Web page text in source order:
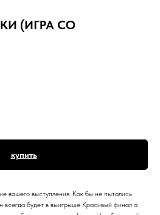
(ИГРА СО
купить
вашего выступления. Как бы не пытались
всегда будет в выигрыше Красивый финал а